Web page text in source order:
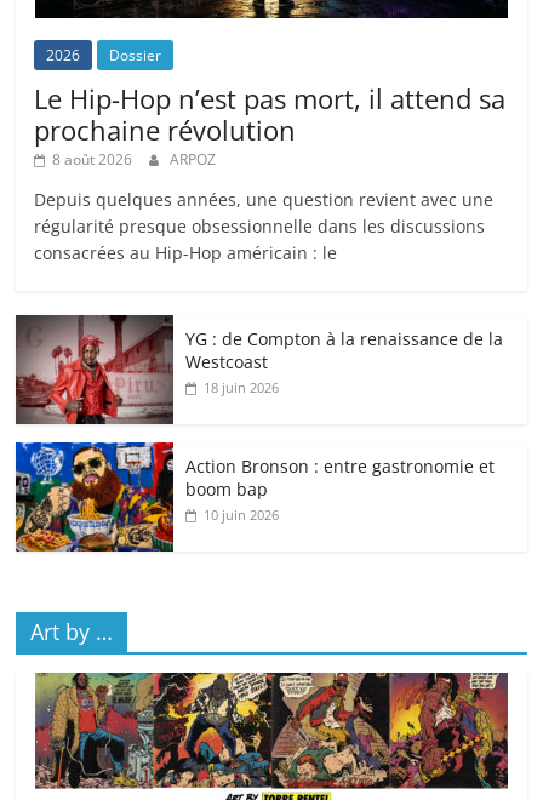
2026 Dossier
Le Hip-Hop n’est pas mort, il attend sa
prochaine révolution
8 août 2026 ARPOZ
Depuis quelques années, une question revient avec une
régularité presque obsessionnelle dans les discussions
consacrées au Hip-Hop américain : le
YG : de Compton à la renaissance de la
Westcoast
18 juin 2026
Action Bronson : entre gastronomie et
boom bap
10 juin 2026
Art by …